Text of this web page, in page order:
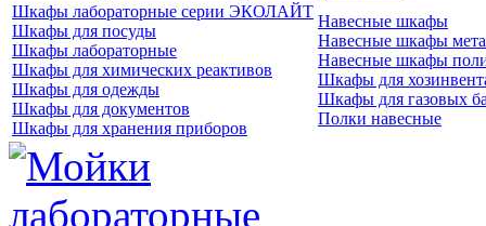
Шкафы лабораторные серии ЭКОЛАЙТ
Шкафы для посуды
Шкафы лабораторные
Шкафы для химических реактивов
Шкафы для одежды
Шкафы для документов
Шкафы для хранения приборов
Навесные шкафы
Навесные шкафы
Навесные шкафы
Шкафы для
Шкафы для газовых
Полки навесные